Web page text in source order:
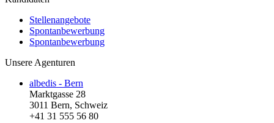
Stellenangebote
Spontanbewerbung
Spontanbewerbung
Unsere Agenturen
albedis - Bern
Marktgasse 28
3011 Bern, Schweiz
+41 31 555 56 80